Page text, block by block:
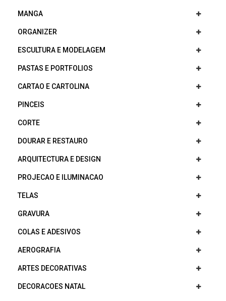
MANGA
ORGANIZER
ESCULTURA E MODELAGEM
PASTAS E PORTFOLIOS
CARTAO E CARTOLINA
PINCEIS
CORTE
DOURAR E RESTAURO
ARQUITECTURA E DESIGN
PROJECAO E ILUMINACAO
TELAS
GRAVURA
COLAS E ADESIVOS
AEROGRAFIA
ARTES DECORATIVAS
DECORACOES NATAL